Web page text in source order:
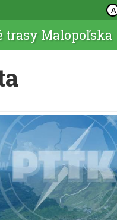
A
trasy Malopoľska